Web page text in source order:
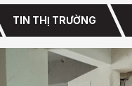
TIN THỊ TRƯỜNG